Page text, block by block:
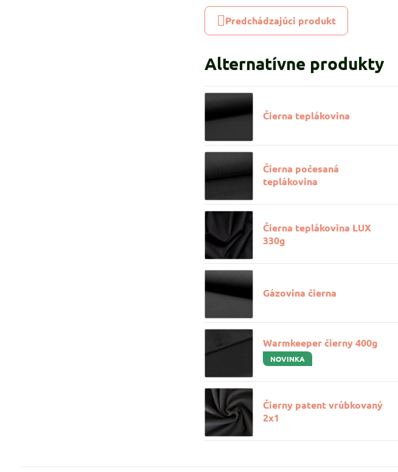
Predchádzajúci produkt
Alternatívne produkty
Čierna teplákovina
Čierna počesaná
teplákovina
Čierna teplákovina LUX
330g
Gázovina čierna
Warmkeeper čierny 400g
NOVINKA
Čierny patent vrúbkovaný
2x1